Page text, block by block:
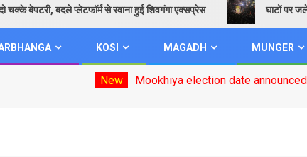
बदले प्लेटफॉर्म से रवाना हुई शिवगंगा एक्सप्रेस घाटों पर जले
KOSI MAGADH MUNGER
Mookhiya election date announced.( Click